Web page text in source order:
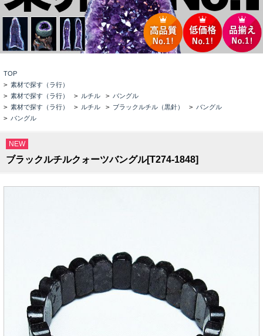
TOP
> 素材で探す（ラ行）
> 素材で探す（ラ行） > ルチル > バングル
> 素材で探す（ラ行） > ルチル > ブラックルチル（黒針） > バングル
> バングル
NEW
ブラックルチルクォーツバングル[T274-1848]